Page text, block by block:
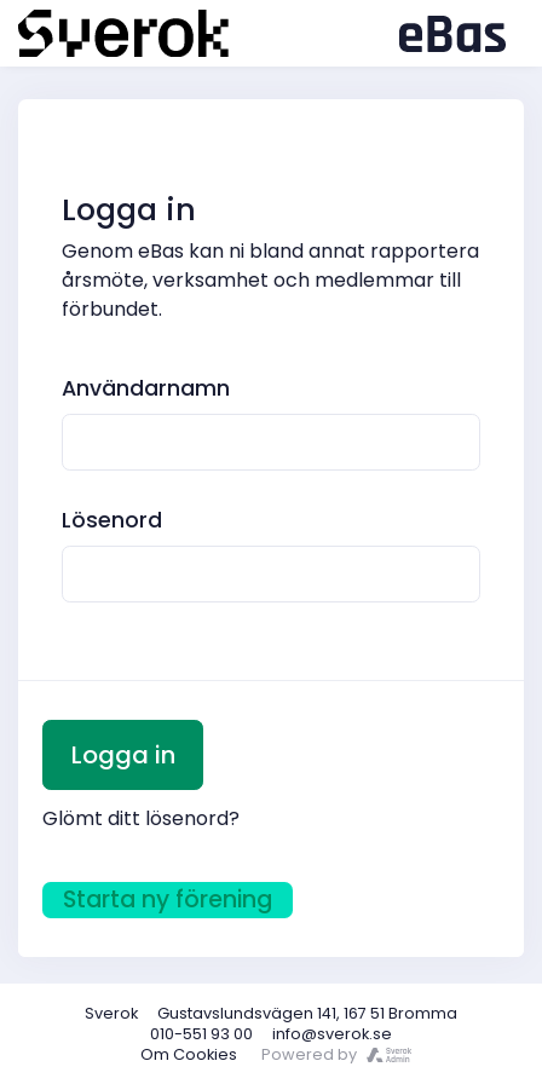
Logga in
Genom eBas kan ni bland annat rapportera
årsmöte, verksamhet och medlemmar till
förbundet.
Användarnamn
Lösenord
Glömt ditt lösenord?
Starta ny förening
Om Cookies Powered by
Sverok
Gustavslundsvägen 141, 167 51 Bromma
010-551 93 00
info@sverok.se